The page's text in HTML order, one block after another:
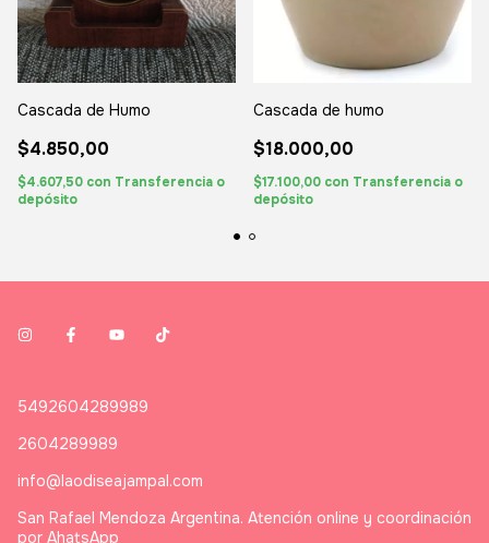
Cascada de Humo
$4.850,00
$4.607,50 con Transferencia o
depósito
Cascada de humo
$18.000,00
$17.100,00 con Transferencia o
depósito
5492604289989
2604289989
info@laodiseajampal.com
San Rafael Mendoza Argentina. Atención online y coordinación
por AhatsApp